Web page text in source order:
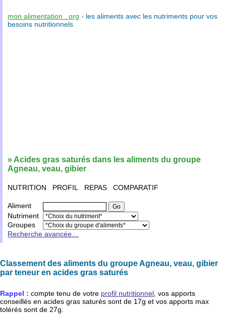
mon alimentation . org - les aliments avec les nutriments pour vos
besoins nutritionnels
» Acides gras saturés dans les aliments du groupe
Agneau, veau, gibier
NUTRITION PROFIL REPAS COMPARATIF
Aliment
Nutriment
Groupes
Recherche avancée…
Classement des aliments du groupe Agneau, veau, gibier
par teneur en acides gras saturés
Rappel : compte tenu de votre profil nutritionnel , vos apports
conseillés en acides gras saturés sont de 17g et vos apports max
tolérés sont de 27g